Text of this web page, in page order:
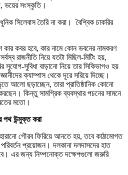
ভয়ের সংস্কৃতি।
সিলেবাস তৈরি না করা। বৈশ্বিক চাকরির
কার কবর হবে, কার নামে কোন ভবনের নামকরণ
রাজনীতি নিয়ে যতটা মিছিল-মিটিং হয়,
সুযোগ-সুবিধা বাড়ানো নিয়ে তার সিকিভাগও হয়
ক্যাম্পাস থেকে দূরে সরিয়ে দিচ্ছে।
আলো ছড়াচ্ছেন, তারা প্রাতিষ্ঠানিক কোনো
কিন্তু সামগ্রিক ব্যবস্থার পচনের সামনে
মতো।
পথ উন্মুক্ত করা
হারানো গৌরব ফিরিয়ে আনতে হয়, তবে কাঠামোগত
প্রয়োজন। দলকানা দলদাসদের হাত
এর জন্য নিম্পনোক্ত দক্ষেপগুলো জরুরি